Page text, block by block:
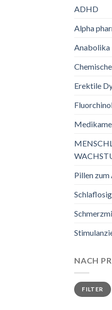
ADHD
Alpha
Anabolika
Erektile
Pillen zum
NACH
Min.
Preis
Max.
PreisFILTER